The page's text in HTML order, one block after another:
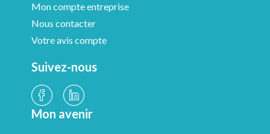
Mon compte entreprise
Nous contacter
Votre avis compte
Suivez-nous
Mon avenir